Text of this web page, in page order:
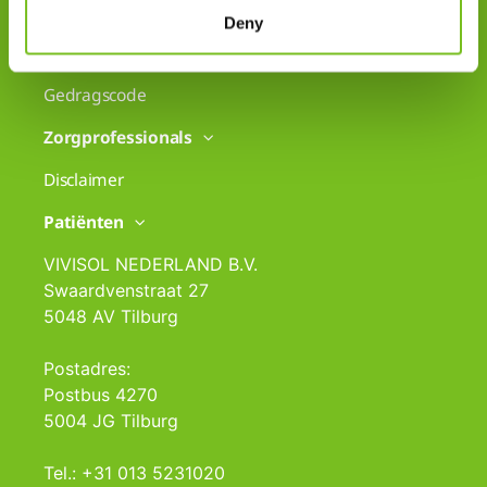
Deny
Disclaimer
Gedragscode
Zorgprofessionals
Disclaimer
Patiënten
VIVISOL NEDERLAND B.V.
Swaardvenstraat 27
5048 AV Tilburg
Postadres:
Postbus 4270
5004 JG Tilburg
Tel.: +31 013 5231020